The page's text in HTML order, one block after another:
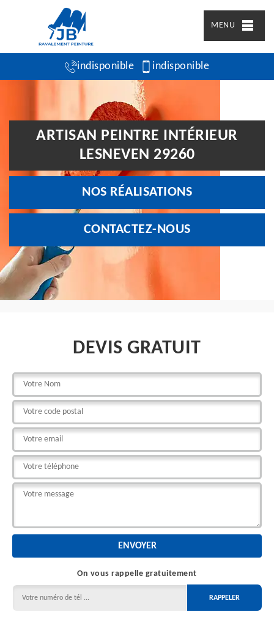
MENU
indisponible indisponible
ARTISAN PEINTRE INTÉRIEUR
LESNEVEN 29260
NOS RÉALISATIONS
CONTACTEZ-NOUS
DEVIS GRATUIT
On vous rappelle gratuitement